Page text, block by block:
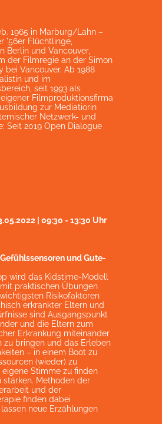
1965 in Marburg/Lahn –
'56er Flüchtlinge,
Berlin und Vancouver,
der Filmregie an der Simon
bei Vancouver. Ab 1988
und im
seit 1993 als
Filmproduktionsfirma
zur Mediatiorin
Netzwerk- und
Seit 2019 Open Dialogue
| 09:30 - 13:30 Uhr
und Gute-
wird das Kidstime-Modell
praktischen Übungen
Risikofaktoren
erkrankter Eltern und
sind Ausgangspunkt
und die Eltern zum
Erkrankung miteinander
zu bringen und das Erleben
– in einem Boot zu
(wieder) zu
Stimme zu finden
stärken. Methoden der
und der
finden dabei
neue Erzählungen